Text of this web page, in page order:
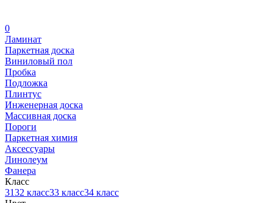
0
Ламинат
Паркетная доска
Виниловый пол
Пробка
Подложка
Плинтус
Инженерная доска
Массивная доска
Пороги
Паркетная химия
Аксессуары
Линолеум
Фанера
Класс
3132 класс33 класс34 класс